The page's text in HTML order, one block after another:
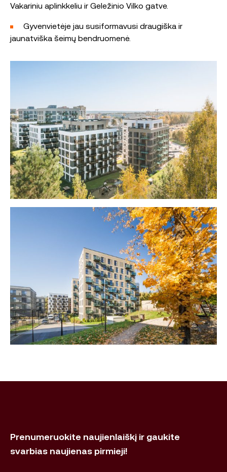
Vakariniu aplinkkeliu ir Geležinio Vilko gatve.
Gyvenvietėje jau susiformavusi draugiška ir
jaunatviška šeimų bendruomenė.
Prenumeruokite naujienlaiškį ir gaukite
svarbias naujienas pirmieji!